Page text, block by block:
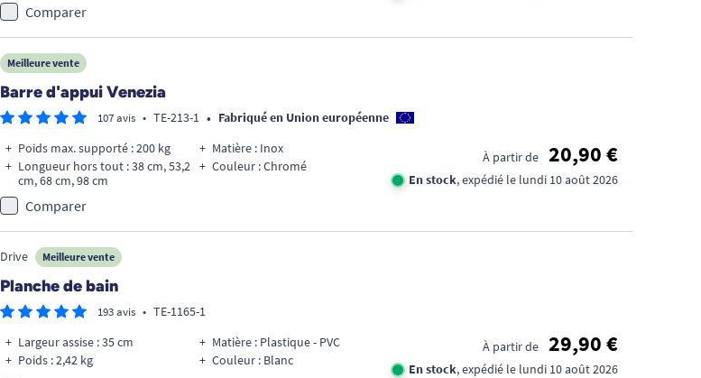
Comparer
Meilleure vente
Barre d'appui Venezia
107 avis • TE-213-1 • Fabriqué en Union européenne
Poids max. supporté : 200 kg
Longueur hors tout : 38 cm, 53,2
cm, 68 cm, 98 cm
Matière : Inox
Couleur : Chromé
À partir de 20,90 €
En stock, expédié le lundi 10 août 2026
Comparer
Drive Meilleure vente
Planche de bain
193 avis • TE-1165-1
Largeur assise : 35 cm
Poids : 2,42 kg
Matière : Plastique - PVC
Couleur : Blanc
À partir de 29,90 €
En stock, expédié le lundi 10 août 2026